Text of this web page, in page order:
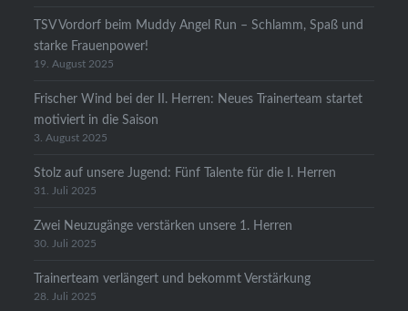
TSV Vordorf beim Muddy Angel Run – Schlamm, Spaß und
starke Frauenpower!
19. August 2025
Frischer Wind bei der II. Herren: Neues Trainerteam startet
motiviert in die Saison
3. August 2025
Stolz auf unsere Jugend: Fünf Talente für die I. Herren
31. Juli 2025
Zwei Neuzugänge verstärken unsere 1. Herren
30. Juli 2025
Trainerteam verlängert und bekommt Verstärkung
28. Juli 2025